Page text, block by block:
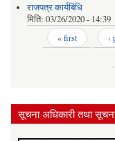
राजपत्र कार्यबिधि
मिति: 03/26/2020 - 14:39
« first ‹
सूचना अधिकारी तथा